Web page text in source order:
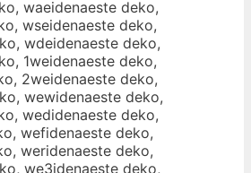
waeidenaeste deko,
wseidenaeste deko,
wdeidenaeste deko,
1weidenaeste deko,
2weidenaeste deko,
wewidenaeste deko,
wedidenaeste deko,
wefidenaeste deko,
weridenaeste deko,
we3idenaeste deko,